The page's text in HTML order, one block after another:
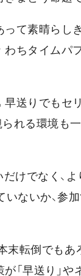
て素晴らし
ちタイムパ
送りでもセ
れる環境も
けでなく、
いないか、
転倒でもあ
「早送り」